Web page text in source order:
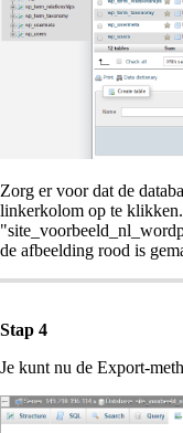
Zorg er voor dat de
linkerkolom op te klikken.
de afbeelding rood is
Stap 4
Je kunt nu de Export-